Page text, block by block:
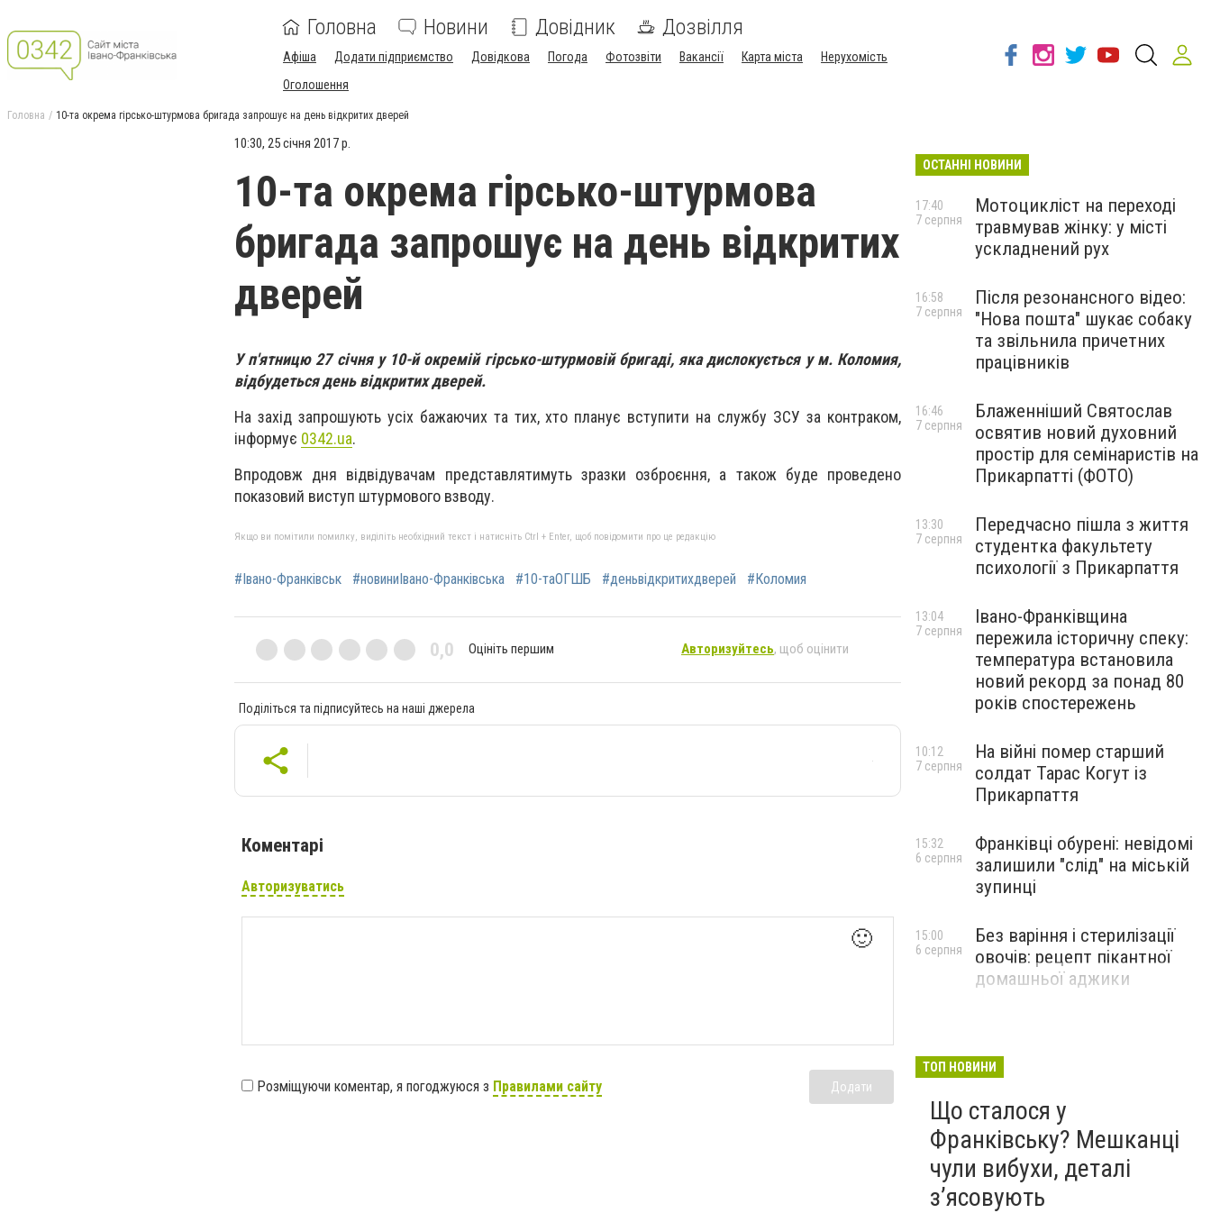
Головна Новини Довідник Дозвілля
Афіша Додати підприємство Довідкова Погода Фотозвіти Вакансії Карта міста
Нерухомість
Оголошення
Головна 10-та окрема гірсько-штурмова бригада запрошує на день відкритих дверей
10:30, 25 січня 2017 р.
10-та окрема гірсько-штурмова
бригада запрошує на день відкритих
дверей
У п'ятницю 27 січня у 10-й окремій гірсько-штурмовій бригаді, яка дислокується у м. Коломия,
відбудеться день відкритих дверей.
На захід запрошують усіх бажаючих та тих, хто планує вступити на службу ЗСУ за контраком,
інформує 0342.ua.
Впродовж дня відвідувачам представлятимуть зразки озброєння, а також буде проведено
показовий виступ штурмового взводу.
Якщо ви помітили помилку, виділіть необхідний текст і натисніть Ctrl + Enter, щоб повідомити про це редакцію
#Івано-Франківськ #новиниІвано-Франківська #10-таОГШБ #деньвідкритихдверей #Коломия
0,0 Оцініть першим Авторизуйтесь, щоб оцінити
Поділіться та підписуйтесь на наші джерела
Коментарі
Авторизуватись
🙂
Розміщуючи коментар, я погоджуюся з Правилами сайту Додати
ОСТАННІ НОВИНИ
Мотоцикліст на переході
травмував жінку: у місті
ускладнений рух
17:40
7 серпня
Після резонансного відео:
"Нова пошта" шукає собаку
та звільнила причетних
працівників
16:58
7 серпня
Блаженніший Святослав
освятив новий духовний
простір для семінаристів на
Прикарпатті (ФОТО)
16:46
7 серпня
Передчасно пішла з життя
студентка факультету
психології з Прикарпаття
13:30
7 серпня
Івано-Франківщина
пережила історичну спеку:
температура встановила
новий рекорд за понад 80
років спостережень
13:04
7 серпня
На війні помер старший
солдат Тарас Когут із
Прикарпаття
10:12
7 серпня
Франківці обурені: невідомі
залишили "слід" на міській
зупинці
15:32
6 серпня
Без варіння і стерилізації
овочів: рецепт пікантної
домашньої аджики
15:00
6 серпня
ТОП НОВИНИ
Що сталося у
Франківську? Мешканці
чули вибухи, деталі
з’ясовують